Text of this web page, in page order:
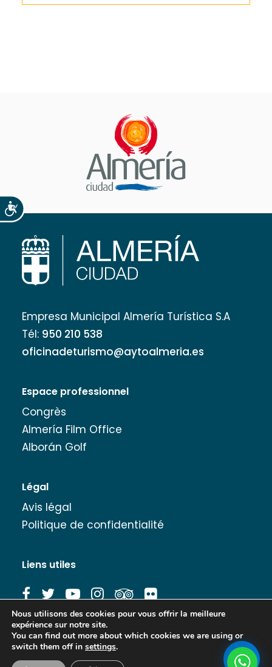
Accesibilidad
Empresa Municipal Almería Turística S.A
Tél: 950 210 538
oficinadeturismo@aytoalmeria.es
Espace professionnel
Congrès
Almería Film Office
Alborán Golf
Légal
Avis légal
Politique de confidentialité
Liens utiles
Banque d'images
Nous utilisons des cookies pour vous offrir la meilleure
expérience sur notre site.
You can find out more about which cookies we are using or
switch them off in settings.